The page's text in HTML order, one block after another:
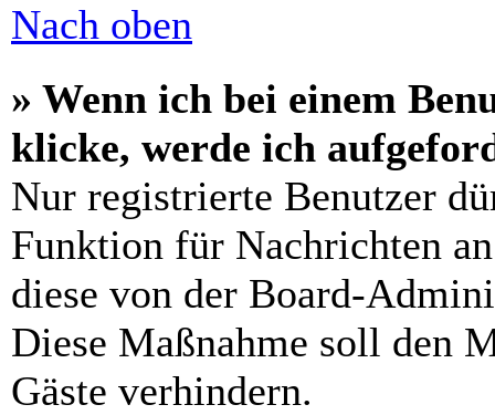
Nach oben
» Wenn ich bei einem
klicke, werde ich
Nur registrierte Benutzer
Funktion für Nachrichten
diese von der Board-
Diese Maßnahme soll den
Gäste verhindern.